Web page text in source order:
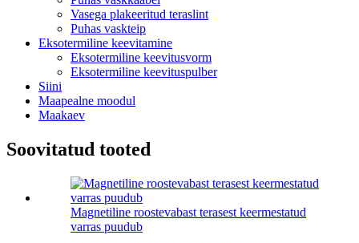
Vasega plakeeritud teraslint
Puhas vaskteip
Eksotermiline keevitamine
Eksotermiline keevitusvorm
Eksotermiline keevituspulber
Siini
Maapealne moodul
Maakaev
Soovitatud tooted
Magnetiline roostevabast terasest keermestatud
varras puudub